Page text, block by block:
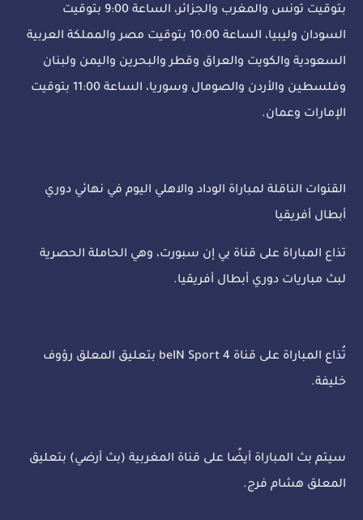
بتوقيت تونس والمغرب والجزائر، الساعة 9:00 بتوقيت
السودان وليبيا، الساعة 10:00 بتوقيت مصر والمملكة العربية
السعودية والكويت والعراق وقطر والبحرين واليمن ولبنان
وفلسطين والأردن والصومال وسوريا، الساعة 11:00 بتوقيت
الإمارات وعمان.
القنوات الناقلة لمباراة الوداد والاهلي اليوم في نهائي دوري
أبطال أفريقيا
تذاع المباراة على قناة بي إن سبورت، وهي الحاملة الحصرية
لبث مباريات دوري أبطال أفريقيا.
تُذاع المباراة على قناة beIN Sport 4 بتعليق المعلق رؤوف
خليفة.
سيتم بث المباراة أيضًا على قناة المغربية (بث أرضي) بتعليق
المعلق هشام فرج.